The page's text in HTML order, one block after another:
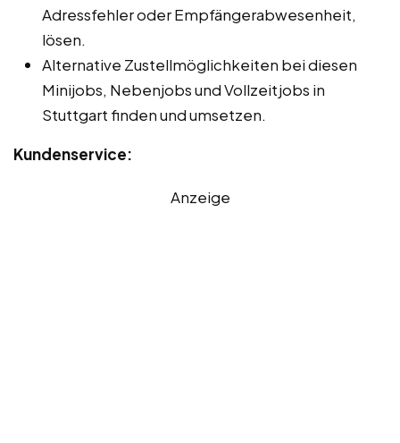
Adressfehler oder Empfängerabwesenheit,
lösen.
Alternative Zustellmöglichkeiten bei diesen
Minijobs, Nebenjobs und Vollzeitjobs in
Stuttgart finden und umsetzen.
Kundenservice:
Anzeige